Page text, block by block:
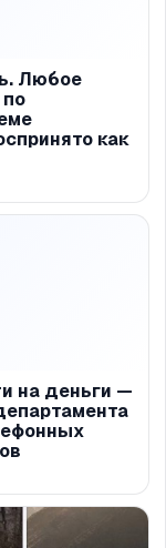
Любое
как
на деньги —